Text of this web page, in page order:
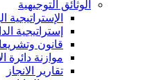
الوثائق التوجيهية
الإستراتيجية
إستراتيجية
قانون
موازنة دائرة
تقارير الانجاز